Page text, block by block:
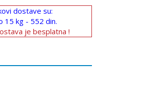
dostave su:
kg - 552 din.
je besplatna !